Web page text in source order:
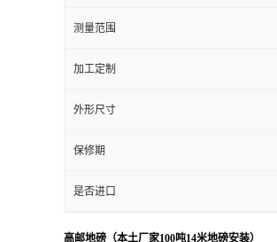
测量范围
加工定制
外形尺寸
保修期
是否进口
高邮地磅（本土厂家100吨14米地磅安装）